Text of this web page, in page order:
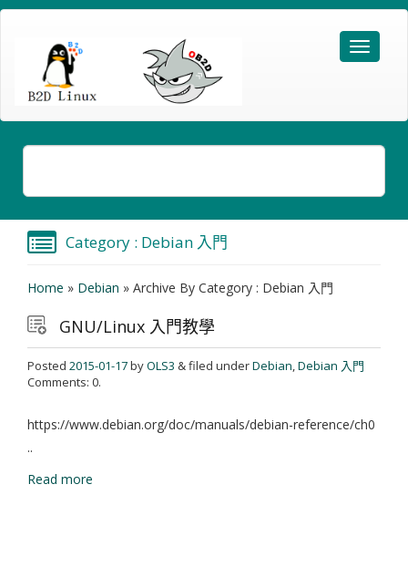
Category : Debian 入門
Home » Debian » Archive By Category : Debian 入門
GNU/Linux 入門教學
Posted 2015-01-17byOLS3 & filed underDebian,Debian 入門
Comments: 0.
https://www.debian.org/doc/manuals/debian-reference/ch0
..
Read more